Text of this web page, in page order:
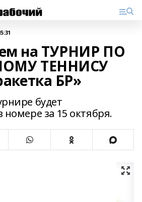
на ТУРНИР ПО
ТЕННИСУ
БР»
будет
номере за 15 октября.